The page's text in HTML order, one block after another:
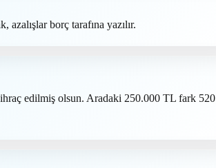
borç tarafına yazılır.
edilmiş olsun. Aradaki 250.000 TL fark 520